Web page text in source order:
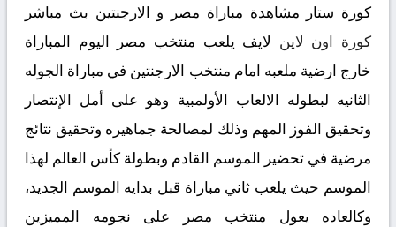
كورة ستار مشاهدة مباراة مصر و الارجنتين بث مباشر
كورة اون لاين لايف يلعب منتخب مصر اليوم المباراة
خارج ارضية ملعبه امام منتخب الارجنتين في مباراة الجوله
الثانيه لبطوله الالعاب الأولمبية وهو على أمل الإنتصار
وتحقيق الفوز المهم وذلك لمصالحة جماهيره وتحقيق نتائج
مرضية في تحضير الموسم القادم وبطولة كأس العالم لهذا
الموسم حيث يلعب ثاني مباراة قبل بدايه الموسم الجديد،
وكالعاده يعول منتخب مصر على نجومه المميزين